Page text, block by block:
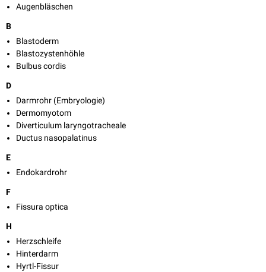
Augenbläschen
B
Blastoderm
Blastozystenhöhle
Bulbus cordis
D
Darmrohr (Embryologie)
Dermomyotom
Diverticulum laryngotracheale
Ductus nasopalatinus
E
Endokardrohr
F
Fissura optica
H
Herzschleife
Hinterdarm
Hyrtl-Fissur